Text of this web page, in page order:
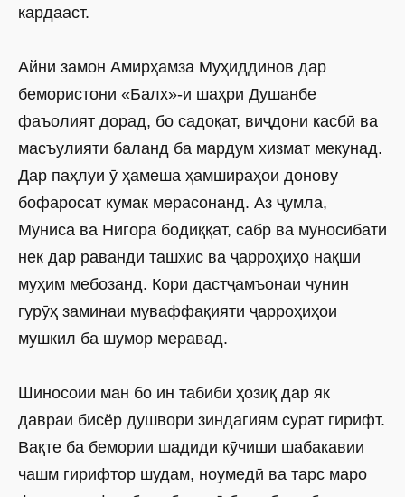
кардааст.
Айни замон Амирҳамза Муҳиддинов дар
бемористони «Балх»-и шаҳри Душанбе
фаъолият дорад, бо садоқат, виҷдони касбӣ ва
мас­ъулияти баланд ба мардум хизмат мекунад.
Дар паҳлуи ӯ ҳамеша ҳамшираҳои донову
бофаросат кумак мерасонанд. Аз ҷумла,
Муниса ва Нигора бодиққат, сабр ва муносибати
нек дар раванди ташхис ва ҷарроҳиҳо нақши
муҳим мебозанд. Кори дастҷамъонаи чунин
гурӯҳ заминаи муваффақияти ҷарроҳиҳои
мушкил ба шумор меравад.
Шиносоии ман бо ин табиби ҳозиқ дар як
давраи бисёр душвори зиндагиям сурат гирифт.
Вақте ба бемории шадиди кӯчиши шабакавии
чашм гирифтор шудам, ноумедӣ ва тарс маро